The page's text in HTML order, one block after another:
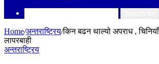
Home/अन्तराष्ट्रिय/किन बढन थाल्यो अपराध ,
लापरबाही
अन्तराष्ट्रिय